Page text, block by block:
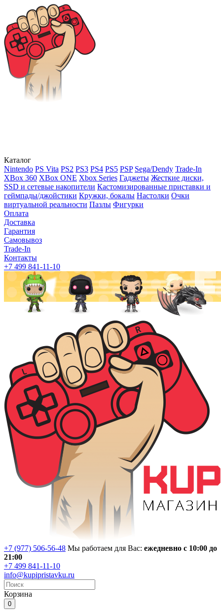
Каталог
Nintendo PS Vita PS2 PS3 PS4 PS5 PSP Sega/Dendy Trade-In
XBox 360 XBox ONE Xbox Series Гаджеты Жесткие диски,
SSD и сетевые накопители Кастомизированные приставки и
геймпады/джойстики Кружки, бокалы Настолки Очки
виртуальной реальности Пазлы Фигурки
Оплата
Доставка
Гарантия
Самовывоз
Trade-In
Контакты
+7 499 841-11-10
+7 (977) 506-56-48 Мы работаем для Вас: ежедневно с 10:00 до
21:00
+7 499 841-11-10
info@kupipristavku.ru
Корзина
0